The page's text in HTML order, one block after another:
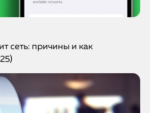
сеть: причины и как